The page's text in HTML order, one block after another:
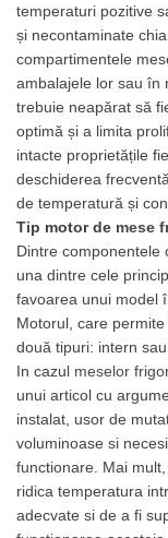
Aparat hot-dog
Aparat mentinut
Aparat shaorma -
Echipamente de
Crepiera electrica
Toaster dublu
Toaster simplu
Friteuza fast food
Friteuza electrica cu
Friteuza electrica cu
Grill / Gratar
Grill electric dublu
neteda si striata
Grill electric simplu
Grill pe gaz dublu
neteda si striata
Grill pe gaz simplu
Supiere electrice
temperaturi pozitive
și necontaminate
compartimentele
ambalajele lor sau în
trebuie neapărat să
optimă și a limita
intacte proprietățile
deschiderea
de temperatură și
Tip motor de mese
Dintre componentele
una dintre cele
favoarea unui model
Motorul, care
două tipuri: intern
In cazul meselor
unui articol cu
instalat, usor de
voluminoase si
functionare. Mai
ridica temperatura
adecvate si de a fi